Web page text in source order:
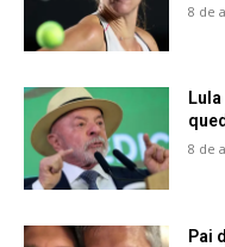
8 de
8 de
Pai